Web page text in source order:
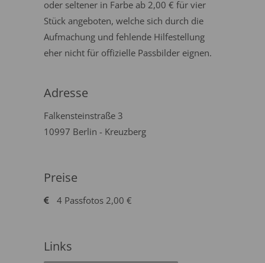
oder seltener in Farbe ab 2,00 € für vier
Stück angeboten, welche sich durch die
Aufmachung und fehlende Hilfestellung
eher nicht für offizielle Passbilder eignen.
Adresse
Falkensteinstraße 3
10997 Berlin - Kreuzberg
Preise
4 Passfotos 2,00 €
Links